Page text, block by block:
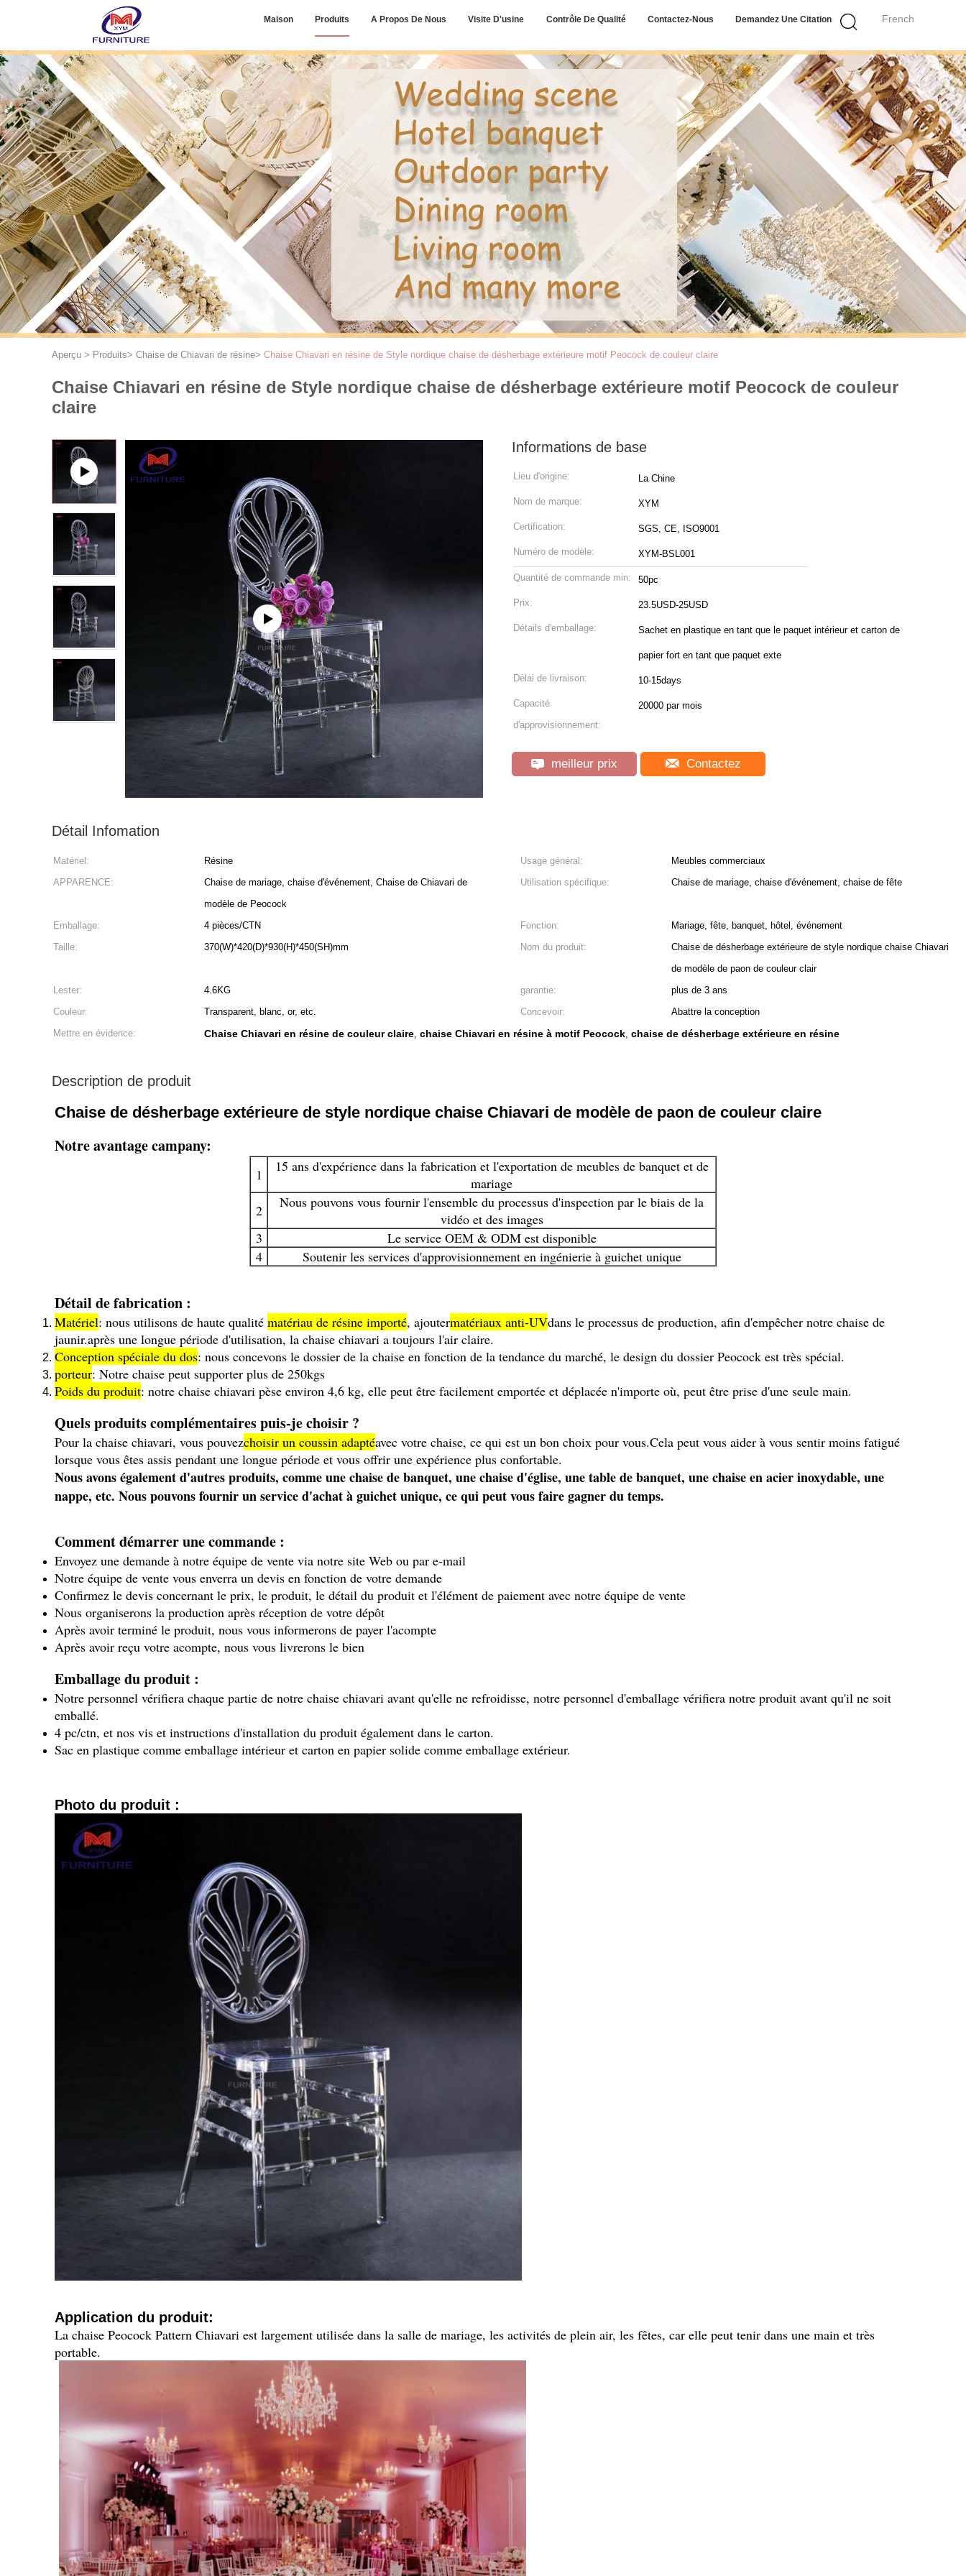
French
Maison Produits A Propos De Nous Visite D'usine Contrôle De Qualité Contactez-Nous Demandez Une Citation
Aperçu > Produits> Chaise de Chiavari de résine> Chaise Chiavari en résine de Style nordique chaise de désherbage extérieure motif Peocock de couleur claire
Chaise Chiavari en résine de Style nordique chaise de désherbage extérieure motif Peocock de couleur
claire
Informations de base
Lieu d'origine: La Chine
Nom de marque: XYM
Certification: SGS, CE, ISO9001
Numéro de modèle: XYM-BSL001
Quantité de commande min: 50pc
Prix: 23.5USD-25USD
Détails d'emballage: Sachet en plastique en tant que le paquet intérieur et carton de
papier fort en tant que paquet exte
Délai de livraison: 10-15days
Capacité
d'approvisionnement:
20000 par mois
meilleur prix Contactez
Détail Infomation
Matériel: Résine Usage général:
Meubles commerciaux
APPARENCE:
Chaise de mariage, chaise d'événement, Chaise de Chiavari de
modèle de Peocock
Utilisation spécifique: Chaise de mariage, chaise d'événement, chaise de fête
Emballage: 4 pièces/CTN Fonction:
Mariage, fête, banquet, hôtel, événement
Taille:
370(W)*420(D)*930(H)*450(SH)mm Nom du produit:
Chaise de désherbage extérieure de style nordique chaise Chiavari
de modèle de paon de couleur clair
Lester:
4.6KG garantie:
plus de 3 ans
Couleur:
Transparent, blanc, or, etc. Concevoir:
Abattre la conception
Mettre en évidence:
Chaise Chiavari en résine de couleur claire, chaise Chiavari en résine à motif Peocock, chaise de désherbage extérieure en résine
Description de produit
Chaise de désherbage extérieure de style nordique chaise Chiavari de modèle de paon de couleur claire
Notre avantage campany:
1
15 ans d'expérience dans la fabrication et l'exportation de meubles de banquet et de
mariage
2
Nous pouvons vous fournir l'ensemble du processus d'inspection par le biais de la
vidéo et des images
3
Le service OEM & ODM est disponible
4
Soutenir les services d'approvisionnement en ingénierie à guichet unique
Détail de fabrication :
Matériel: nous utilisons de haute qualité matériau de résine importé, ajoutermatériaux anti-UVdans le processus de production, afin d'empêcher notre chaise de
jaunir.après une longue période d'utilisation, la chaise chiavari a toujours l'air claire.
Conception spéciale du dos: nous concevons le dossier de la chaise en fonction de la tendance du marché, le design du dossier Peocock est très spécial.
porteur: Notre chaise peut supporter plus de 250kgs
Poids du produit: notre chaise chiavari pèse environ 4,6 kg, elle peut être facilement emportée et déplacée n'importe où, peut être prise d'une seule main.
Quels produits complémentaires puis-je choisir ?
Pour la chaise chiavari, vous pouvezchoisir un coussin adaptéavec votre chaise, ce qui est un bon choix pour vous.Cela peut vous aider à vous sentir moins fatigué
lorsque vous êtes assis pendant une longue période et vous offrir une expérience plus confortable.
Nous avons également d'autres produits, comme une chaise de banquet, une chaise d'église, une table de banquet, une chaise en acier inoxydable, une
nappe, etc. Nous pouvons fournir un service d'achat à guichet unique, ce qui peut vous faire gagner du temps.
Comment démarrer une commande :
Envoyez une demande à notre équipe de vente via notre site Web ou par e-mail
Notre équipe de vente vous enverra un devis en fonction de votre demande
Confirmez le devis concernant le prix, le produit, le détail du produit et l'élément de paiement avec notre équipe de vente
Nous organiserons la production après réception de votre dépôt
Après avoir terminé le produit, nous vous informerons de payer l'acompte
Après avoir reçu votre acompte, nous vous livrerons le bien
Emballage du produit :
Notre personnel vérifiera chaque partie de notre chaise chiavari avant qu'elle ne refroidisse, notre personnel d'emballage vérifiera notre produit avant qu'il ne soit
emballé.
4 pc/ctn, et nos vis et instructions d'installation du produit également dans le carton.
Sac en plastique comme emballage intérieur et carton en papier solide comme emballage extérieur.
Photo du produit :
Application du produit:
La chaise Peocock Pattern Chiavari est largement utilisée dans la salle de mariage, les activités de plein air, les fêtes, car elle peut tenir dans une main et très
portable.